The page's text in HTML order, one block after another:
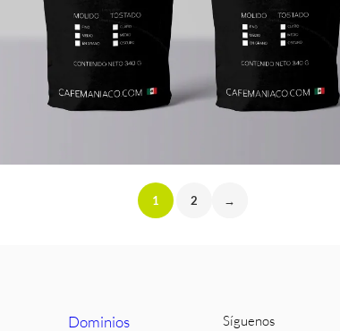
1 2 →
Dominios Síguenos